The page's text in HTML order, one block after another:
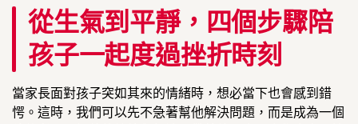
從生氣到平靜，四個步驟陪
孩子一起度過挫折時刻
當家長面對孩子突如其來的情緒時，想必當下也會感到錯
愕。這時，我們可以先不急著幫他解決問題，而是成為一個